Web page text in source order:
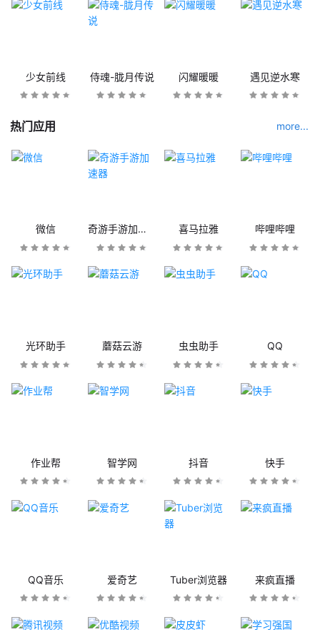
少女前线 侍魂-胧月传说 闪耀暖暖 遇见逆水寒
热门应用 more...
微信 奇游手游加速器 喜马拉雅 哔哩哔哩
光环助手 蘑菇云游 虫虫助手 QQ
作业帮 智学网 抖音 快手
QQ音乐 爱奇艺 Tuber浏览器 来疯直播